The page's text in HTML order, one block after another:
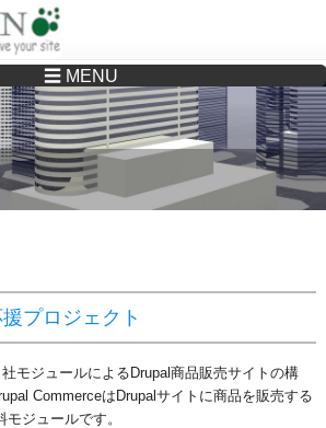
こに頼んでいいか分からない方へ…まずはご相談く
☰ MENU
プロジェクト
モジュールによるDrupal商品販売サイトの構
CommerceはDrupalサイトに商品を販売する
ジュールです。